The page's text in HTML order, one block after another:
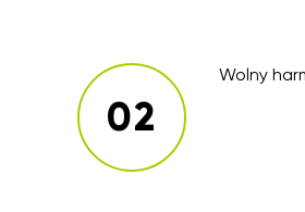
Wolny